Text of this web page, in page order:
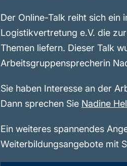
Der Online-Talk reiht sich ein
Logistikvertretung e.V. die
Themen liefern. Dieser Talk
Arbeitsgruppensprecherin
Sie haben Interesse an der
Dann sprechen Sie Nadine
Ein weiteres spannendes
Weiterbildungsangebote mit